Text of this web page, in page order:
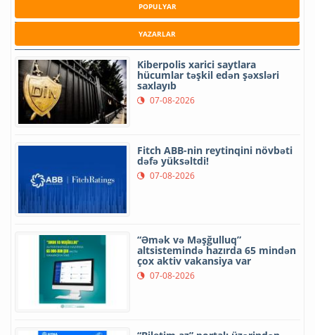
POPULYAR
YAZARLAR
Kiberpolis xarici saytlara
hücumlar təşkil edən şəxsləri
saxlayıb
07-08-2026
Fitch ABB-nin reytinqini növbəti
dəfə yüksəltdi!
07-08-2026
“Əmək və Məşğulluq”
altsistemində hazırda 65 mindən
çox aktiv vakansiya var
07-08-2026